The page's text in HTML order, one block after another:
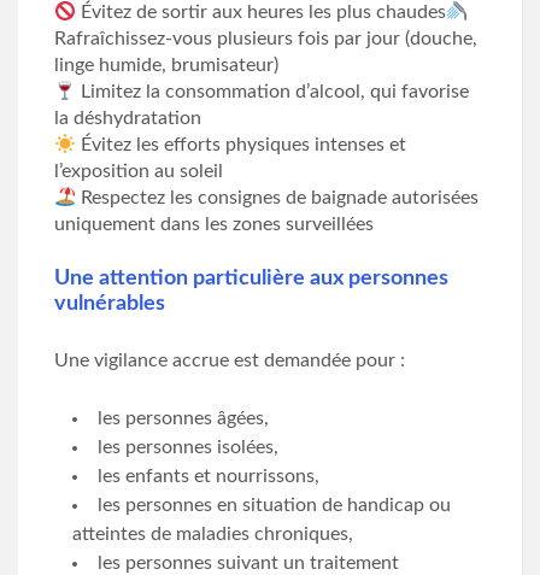
Évitez de sortir aux heures les plus chaudes
Rafraîchissez-vous plusieurs fois par jour (douche,
linge humide, brumisateur)
Limitez la consommation d’alcool, qui favorise
la déshydratation
Évitez les efforts physiques intenses et
l’exposition au soleil
Respectez les consignes de baignade autorisées
uniquement dans les zones surveillées
Une attention particulière aux personnes
vulnérables
Une vigilance accrue est demandée pour :
les personnes âgées,
les personnes isolées,
les enfants et nourrissons,
les personnes en situation de handicap ou
atteintes de maladies chroniques,
les personnes suivant un traitement